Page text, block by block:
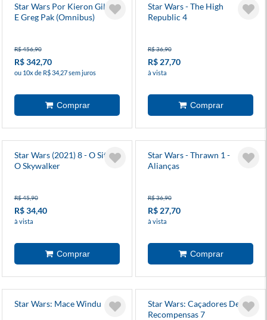
Star Wars Por Kieron Gillen
E Greg Pak (Omnibus)
R$ 456,90
R$ 342,70
ou 10x de R$ 34,27 sem juros
Star Wars - The High
Republic 4
R$ 36,90
R$ 27,70
à vista
Star Wars (2021) 8 - O Sith E
O Skywalker
R$ 45,90
R$ 34,40
à vista
Star Wars - Thrawn 1 -
Alianças
R$ 36,90
R$ 27,70
à vista
Star Wars: Mace Windu
Star Wars: Caçadores De
Recompensas 7